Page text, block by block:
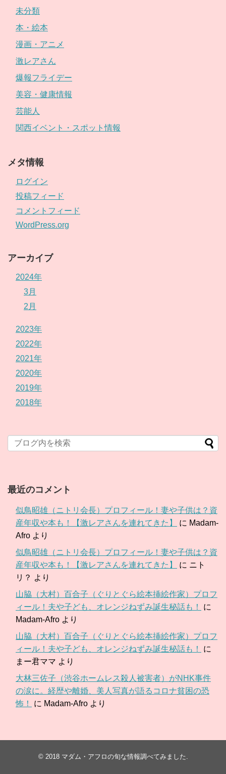
未分類
本・絵本
漫画・アニメ
激レアさん
爆報フライデー
美容・健康情報
芸能人
関西イベント・スポット情報
メタ情報
ログイン
投稿フィード
コメントフィード
WordPress.org
アーカイブ
2024年
3月
2月
2023年
2022年
2021年
2020年
2019年
2018年
最近のコメント
似鳥昭雄（ニトリ会長）プロフィール！妻や子供は？資
産年収や本も！【激レアさんを連れてきた】
に Madam-
Afro より
似鳥昭雄（ニトリ会長）プロフィール！妻や子供は？資
産年収や本も！【激レアさんを連れてきた】
に ニト
リ？ より
山脇（大村）百合子（ぐりとぐら絵本挿絵作家）プロフ
ィール！夫や子ども、オレンジねずみ誕生秘話も！
に
Madam-Afro より
山脇（大村）百合子（ぐりとぐら絵本挿絵作家）プロフ
ィール！夫や子ども、オレンジねずみ誕生秘話も！
に
まー君ママ より
大林三佐子（渋谷ホームレス殺人被害者）がNHK事件
の涙に。経歴や離婚、美人写真が語るコロナ貧困の恐
怖！
に Madam-Afro より
© 2018 マダム・アフロの旬な情報調べてみました